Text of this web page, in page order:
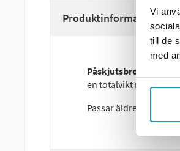
Vi
till de
med
Produktinformation
Påskjutsbroms Peitz
en totalvikt mellan
Passar äldre Peitz-